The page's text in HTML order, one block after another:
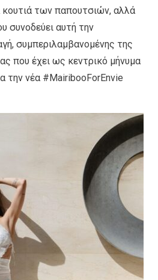
κουτιά των παπουτσιών, αλλά
συνοδεύει αυτή την
συμπεριλαμβανομένης της
που έχει ως κεντρικό μήνυμα
την νέα #MairibooForEnvie